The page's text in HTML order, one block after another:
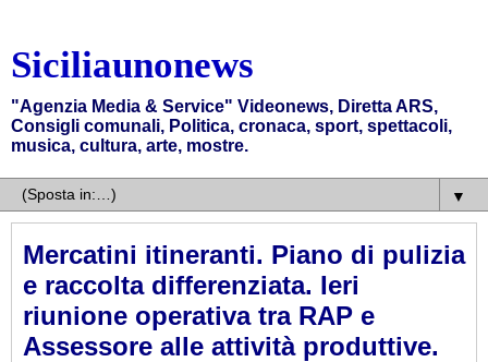
Siciliaunonews
"Agenzia Media & Service" Videonews, Diretta ARS,
Consigli comunali, Politica, cronaca, sport, spettacoli,
musica, cultura, arte, mostre.
▼
Mercatini itineranti. Piano di pulizia
e raccolta differenziata. Ieri
riunione operativa tra RAP e
Assessore alle attività produttive.